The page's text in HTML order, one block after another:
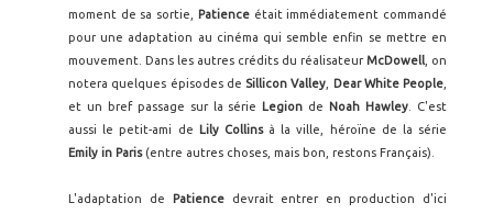
moment de sa sortie,
Patienceétait immédiatement commandé
pour une adaptation au cinéma qui semble enfin se mettre en
mouvement. Dans les autres crédits du réalisateurMcDowell , on
notera quelques épisodes de Sillicon Valley Dear White People
et un bref passage sur la série
Legion de Noah Hawley . C'est
aussi le petit-ami de
Lily Collinsà la ville, héroïne de la série
Emily in Paris(entre autres choses, mais bon, restons Français).
L'adaptation de Patiencedevrait entrer en production d'ici